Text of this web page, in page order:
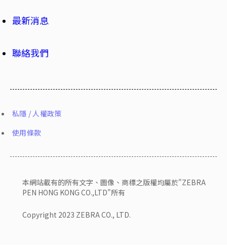
最新消息
聯絡我們
本網站載有的所有文字、圖像、商標之版權均屬於"ZEBRA
PEN HONG KONG CO.,LTD"所有
Copyright 2023 ZEBRA CO., LTD.
私隱 / 人權政策
使用條款